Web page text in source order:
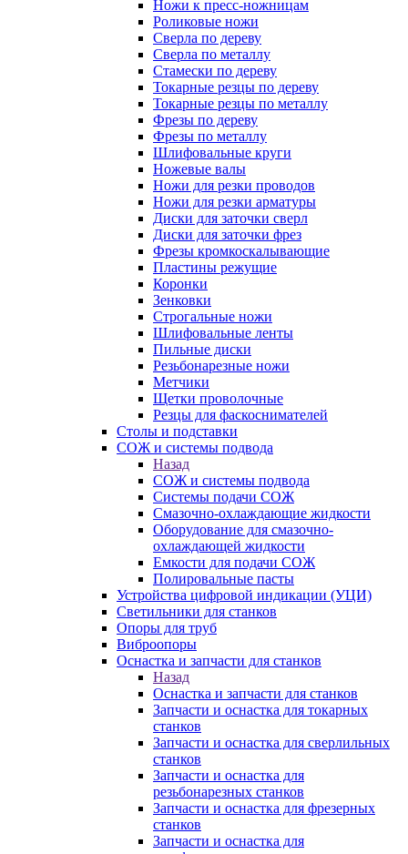
Ножи к пресс-ножницам
Роликовые ножи
Сверла по дереву
Сверла по металлу
Стамески по дереву
Токарные резцы по дереву
Токарные резцы по металлу
Фрезы по дереву
Фрезы по металлу
Шлифовальные круги
Ножевые валы
Ножи для резки проводов
Ножи для резки арматуры
Диски для заточки сверл
Диски для заточки фрез
Фрезы кромкоскалывающие
Пластины режущие
Коронки
Зенковки
Строгальные ножи
Шлифовальные ленты
Пильные диски
Резьбонарезные ножи
Метчики
Щетки проволочные
Резцы для фаскоснимателей
Столы и подставки
СОЖ и системы подвода
Назад
СОЖ и системы подвода
Системы подачи СОЖ
Смазочно-охлаждающие жидкости
Оборудование для смазочно-
охлаждающей жидкости
Емкости для подачи СОЖ
Полировальные пасты
Устройства цифровой индикации (УЦИ)
Светильники для станков
Опоры для труб
Виброопоры
Оснастка и запчасти для станков
Назад
Оснастка и запчасти для станков
Запчасти и оснастка для токарных
станков
Запчасти и оснастка для сверлильных
станков
Запчасти и оснастка для
резьбонарезных станков
Запчасти и оснастка для фрезерных
станков
Запчасти и оснастка для